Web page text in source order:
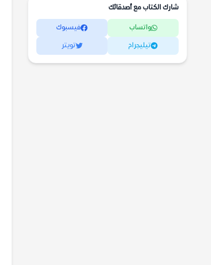
شارك الكتاب مع أصدقائك
واتساب فيسبوك
تيليجرام تويتر